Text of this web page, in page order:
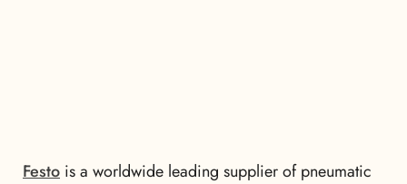
Festo is a worldwide leading supplier of pneumatic